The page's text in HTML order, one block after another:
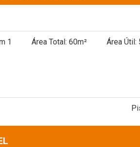
1 Área Total: 60m² Área Útil: